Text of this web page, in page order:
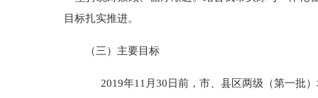
目标扎实推进。
（三）主要目标
2019年11 月 30 日前，市、县区两级（第一批